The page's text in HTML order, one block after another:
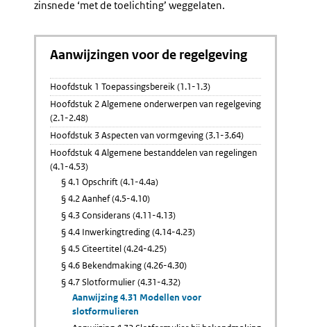
zinsnede ‘met de toelichting’ weggelaten.
Aanwijzingen voor de regelgeving
Hoofdstuk 1 Toepassingsbereik (1.1-1.3)
Hoofdstuk 2 Algemene onderwerpen van regelgeving
(2.1-2.48)
Hoofdstuk 3 Aspecten van vormgeving (3.1-3.64)
Hoofdstuk 4 Algemene bestanddelen van regelingen
(4.1-4.53)
§ 4.1 Opschrift (4.1-4.4a)
§ 4.2 Aanhef (4.5-4.10)
§ 4.3 Considerans (4.11-4.13)
§ 4.4 Inwerkingtreding (4.14-4.23)
§ 4.5 Citeertitel (4.24-4.25)
§ 4.6 Bekendmaking (4.26-4.30)
§ 4.7 Slotformulier (4.31-4.32)
Aanwijzing 4.31 Modellen voor
slotformulieren